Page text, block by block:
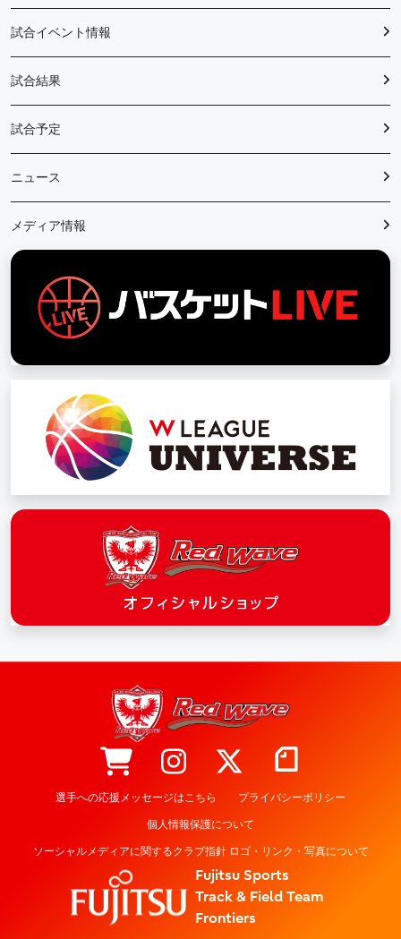
試合イベント情報
試合結果
試合予定
ニュース
メディア情報
選手への応援メッセージはこちら プライバシーポリシー
個人情報保護について
ソーシャルメディアに関するクラブ指針 ロゴ・リンク・写真について
Fujitsu Sports
Track & Field Team
Frontiers